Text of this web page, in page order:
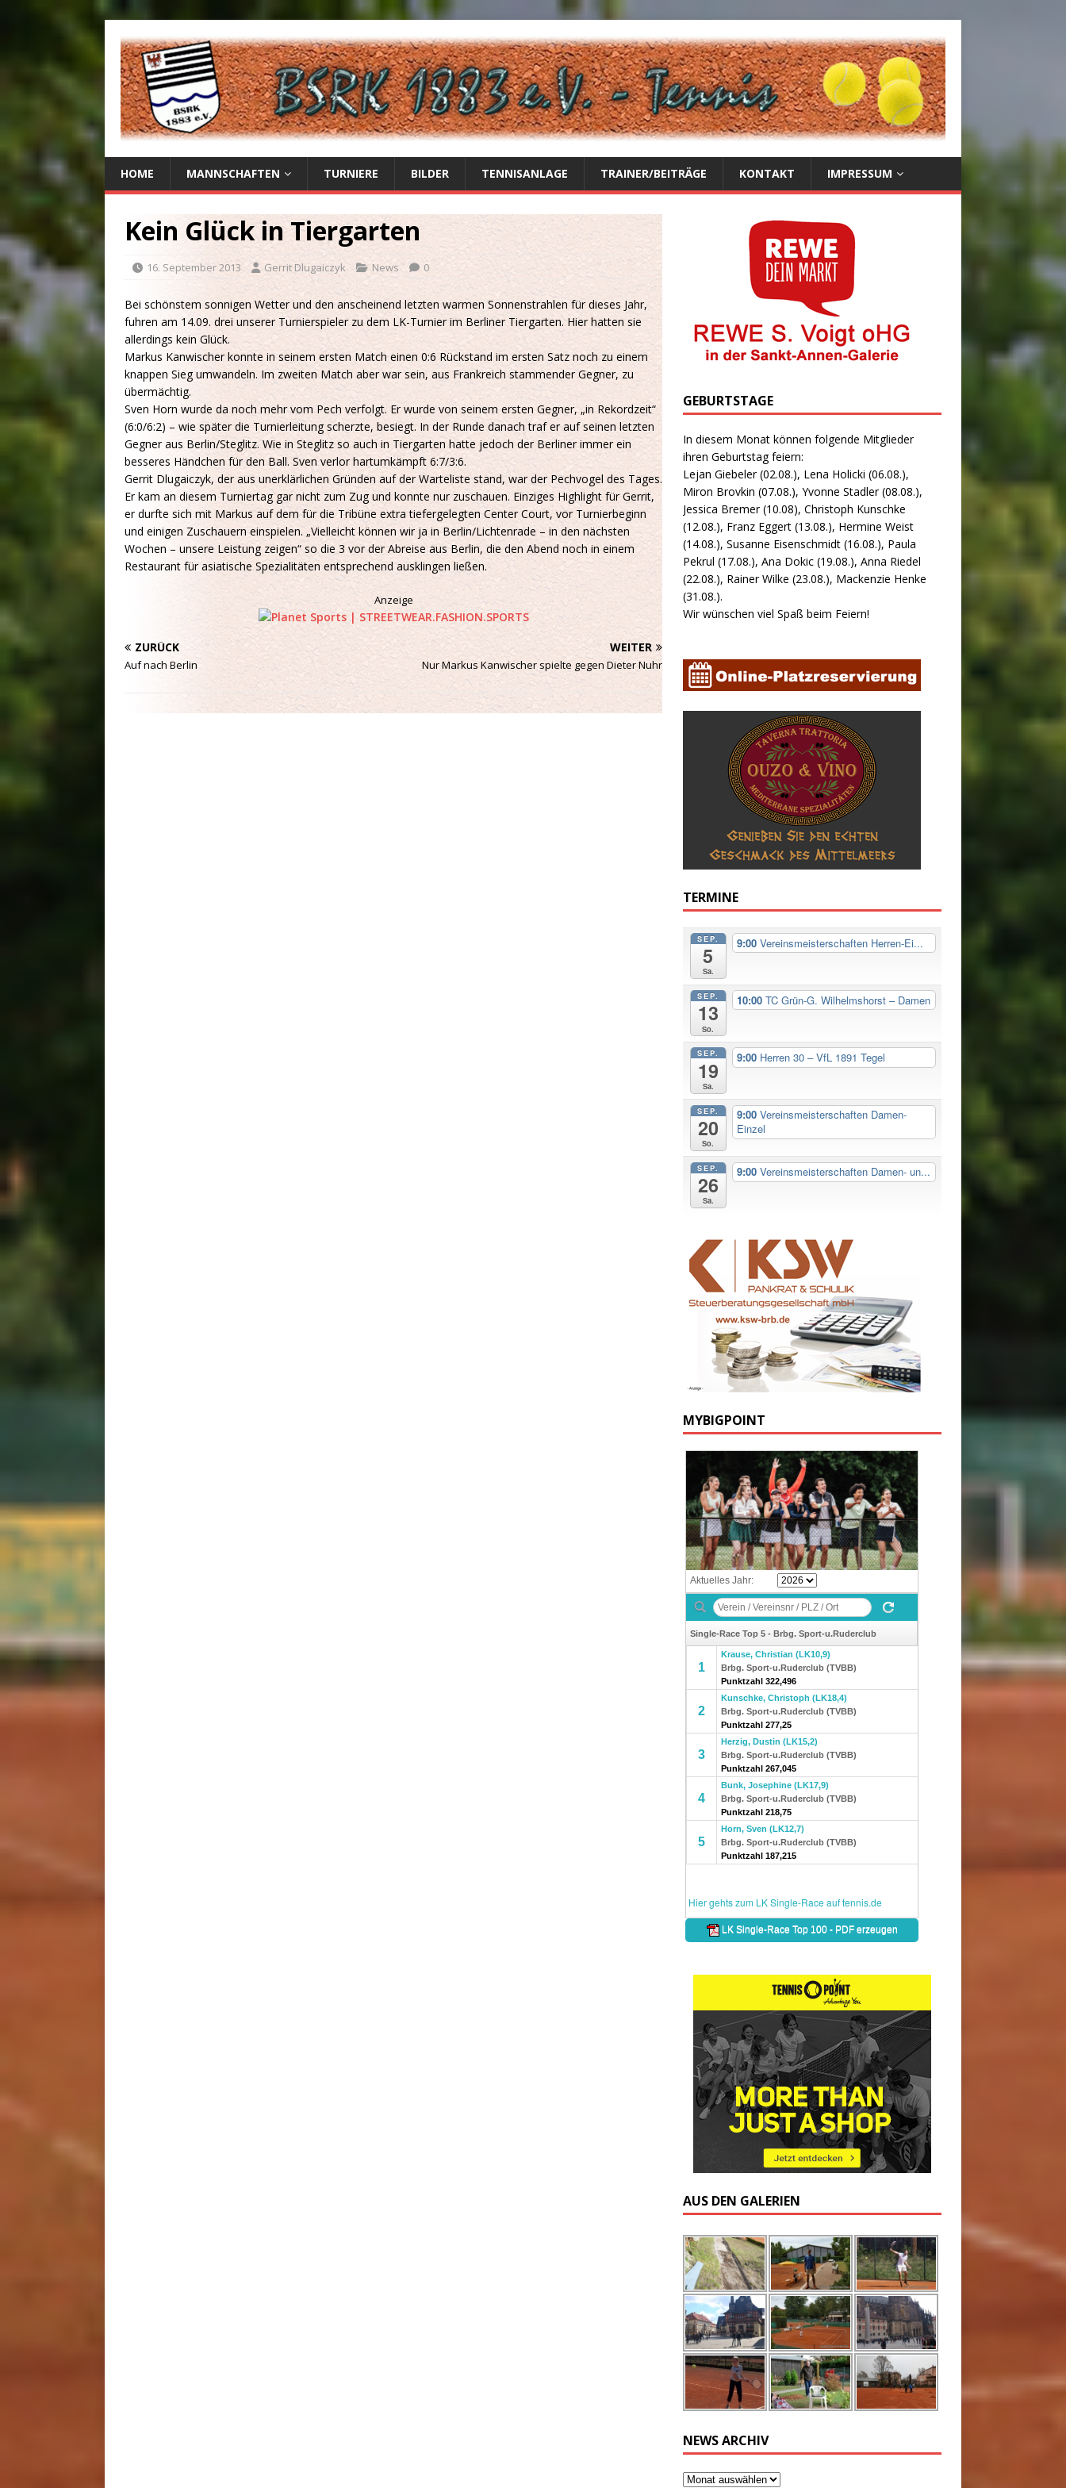
HOME MANNSCHAFTEN TURNIERE BILDER TENNISANLAGE TRAINER/BEITRÄGE KONTAKT IMPRESSUM
Kein Glück in Tiergarten
16. September 2013 Gerrit Dlugaiczyk News 0
Bei schönstem sonnigen Wetter und den anscheinend letzten warmen Sonnenstrahlen für dieses Jahr,
fuhren am 14.09. drei unserer Turnierspieler zu dem LK-Turnier im Berliner Tiergarten. Hier hatten sie
allerdings kein Glück.
Markus Kanwischer konnte in seinem ersten Match einen 0:6 Rückstand im ersten Satz noch zu einem
knappen Sieg umwandeln. Im zweiten Match aber war sein, aus Frankreich stammender Gegner, zu
übermächtig.
Sven Horn wurde da noch mehr vom Pech verfolgt. Er wurde von seinem ersten Gegner, „in Rekordzeit“
(6:0/6:2) – wie später die Turnierleitung scherzte, besiegt. In der Runde danach traf er auf seinen letzten
Gegner aus Berlin/Steglitz. Wie in Steglitz so auch in Tiergarten hatte jedoch der Berliner immer ein
besseres Händchen für den Ball. Sven verlor hartumkämpft 6:7/3:6.
Gerrit Dlugaiczyk, der aus unerklärlichen Gründen auf der Warteliste stand, war der Pechvogel des Tages.
Er kam an diesem Turniertag gar nicht zum Zug und konnte nur zuschauen. Einziges Highlight für Gerrit,
er durfte sich mit Markus auf dem für die Tribüne extra tiefergelegten Center Court, vor Turnierbeginn
und einigen Zuschauern einspielen. „Vielleicht können wir ja in Berlin/Lichtenrade – in den nächsten
Wochen – unsere Leistung zeigen“ so die 3 vor der Abreise aus Berlin, die den Abend noch in einem
Restaurant für asiatische Spezialitäten entsprechend ausklingen ließen.
Anzeige
ZURÜCK
Auf nach Berlin
WEITER
Nur Markus Kanwischer spielte gegen Dieter Nuhr
GEBURTSTAGE
In diesem Monat können folgende Mitglieder
ihren Geburtstag feiern:
Lejan Giebeler (02.08.), Lena Holicki (06.08.),
Miron Brovkin (07.08.), Yvonne Stadler (08.08.),
Jessica Bremer (10.08), Christoph Kunschke
(12.08.), Franz Eggert (13.08.), Hermine Weist
(14.08.), Susanne Eisenschmidt (16.08.), Paula
Pekrul (17.08.), Ana Dokic (19.08.), Anna Riedel
(22.08.), Rainer Wilke (23.08.), Mackenzie Henke
(31.08.).
Wir wünschen viel Spaß beim Feiern!
TERMINE
SEP.
5
Sa.
9:00Vereinsmeisterschaften Herren-Ei...
SEP.
13
So.
10:00TC Grün-G. Wilhelmshorst – Damen
SEP.
19
Sa.
9:00 Herren 30 – VfL 1891 Tegel
SEP.
20
So.
9:00Vereinsmeisterschaften Damen-
Einzel
SEP.
26
Sa.
9:00Vereinsmeisterschaften Damen- un...
MYBIGPOINT
AUS DEN GALERIEN
NEWS ARCHIV